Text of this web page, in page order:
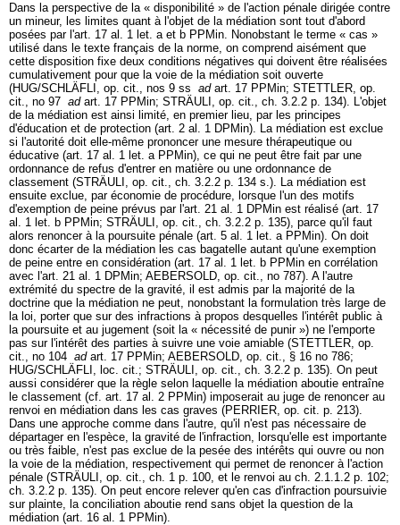
Dans la perspective de la « disponibilité » de l'action pénale dirigée contre
un mineur, les limites quant à l'objet de la médiation sont tout d'abord
posées par l'art. 17 al. 1 let. a et b PPMin. Nonobstant le terme « cas »
utilisé dans le texte français de la norme, on comprend aisément que
cette disposition fixe deux conditions négatives qui doivent être réalisées
cumulativement pour que la voie de la médiation soit ouverte
(HUG/SCHLÄFLI, op. cit., nos 9 ss ad art. 17 PPMin; STETTLER, op.
cit., no 97 ad art. 17 PPMin; STRÄULI, op. cit., ch. 3.2.2 p. 134). L'objet
de la médiation est ainsi limité, en premier lieu, par les principes
d'éducation et de protection (art. 2 al. 1 DPMin). La médiation est exclue
si l'autorité doit elle-même prononcer une mesure thérapeutique ou
éducative (art. 17 al. 1 let. a PPMin), ce qui ne peut être fait par une
ordonnance de refus d'entrer en matière ou une ordonnance de
classement (STRÄULI, op. cit., ch. 3.2.2 p. 134 s.). La médiation est
ensuite exclue, par économie de procédure, lorsque l'un des motifs
d'exemption de peine prévus par l'art. 21 al. 1 DPMin est réalisé (art. 17
al. 1 let. b PPMin; STRÄULI, op. cit., ch. 3.2.2 p. 135), parce qu'il faut
alors renoncer à la poursuite pénale (art. 5 al. 1 let. a PPMin). On doit
donc écarter de la médiation les cas bagatelle autant qu'une exemption
de peine entre en considération (art. 17 al. 1 let. b PPMin en corrélation
avec l'art. 21 al. 1 DPMin; AEBERSOLD, op. cit., no 787). A l'autre
extrémité du spectre de la gravité, il est admis par la majorité de la
doctrine que la médiation ne peut, nonobstant la formulation très large de
la loi, porter que sur des infractions à propos desquelles l'intérêt public à
la poursuite et au jugement (soit la « nécessité de punir ») ne l'emporte
pas sur l'intérêt des parties à suivre une voie amiable (STETTLER, op.
cit., no 104 ad art. 17 PPMin; AEBERSOLD, op. cit., § 16 no 786;
HUG/SCHLÄFLI, loc. cit.; STRÄULI, op. cit., ch. 3.2.2 p. 135). On peut
aussi considérer que la règle selon laquelle la médiation aboutie entraîne
le classement (cf. art. 17 al. 2 PPMin) imposerait au juge de renoncer au
renvoi en médiation dans les cas graves (PERRIER, op. cit. p. 213).
Dans une approche comme dans l'autre, qu'il n'est pas nécessaire de
départager en l'espèce, la gravité de l'infraction, lorsqu'elle est importante
ou très faible, n'est pas exclue de la pesée des intérêts qui ouvre ou non
la voie de la médiation, respectivement qui permet de renoncer à l'action
pénale (STRÄULI, op. cit., ch. 1 p. 100, et le renvoi au ch. 2.1.1.2 p. 102;
ch. 3.2.2 p. 135). On peut encore relever qu'en cas d'infraction poursuivie
sur plainte, la conciliation aboutie rend sans objet la question de la
médiation (art. 16 al. 1 PPMin).